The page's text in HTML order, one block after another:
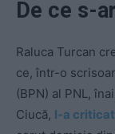
De ce s-
Raluca Turcan
ce, într-o
(BPN) al PNL,
Ciucă, l-a